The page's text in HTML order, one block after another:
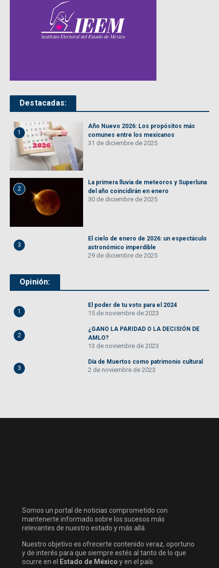
Destacadas:
1
Año Nuevo 2026: Los propósitos más
comunes entre los mexicanos
31 de diciembre de 2025
2
La primera lluvia de meteoros y Superluna
del año coincidirán en enero
30 de diciembre de 2025
3
El cielo de enero de 2026: un espectáculo
astronómico imperdible
29 de diciembre de 2025
Opinión:
1
El poder de tu voto para el 2024
15 de noviembre de 2023
2
¿GANO LA PARIDAD O LA DECISIÓN DE
AMLO?
13 de noviembre de 2023
3
Día de Muertos como patrimonio cultural
2 de noviembre de 2023
Somos un portal de noticias comprometido con
mantenerte informado sobre los sucesos más
relevantes de nuestro estado y más allá.
Nuestro objetivo es ofrecerte contenido veraz, oportuno
y de interés para que siempre estés al tanto de lo que
ocurre en el
Estado de México y en el país.